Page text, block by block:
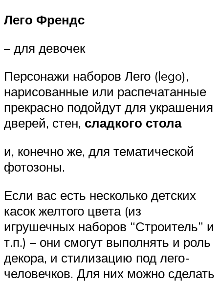
Лего Френдс
– для девочек
Персонажи наборов Лего (lego),
нарисованные или распечатанные
прекрасно подойдут для украшения
дверей, стен, сладкого стола
и, конечно же, для тематической
фотозоны.
Если вас есть несколько детских
касок желтого цвета (из
игрушечных наборов “Строитель” и
т.п.) – они смогут выполнять и роль
декора, и стилизацию под лего-
человечков. Для них можно сделать